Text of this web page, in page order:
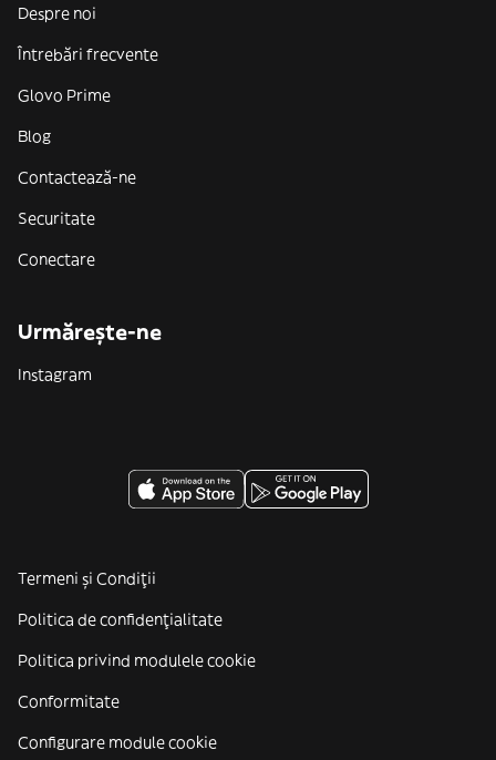
Despre noi
Întrebări frecvente
Glovo Prime
Blog
Contactează-ne
Securitate
Conectare
Urmărește-ne
Instagram
Termeni și Condiții
Politica de confidenţialitate
Politica privind modulele cookie
Conformitate
Configurare module cookie